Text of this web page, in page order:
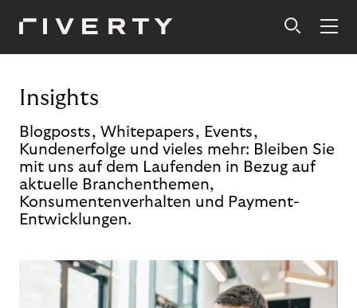
Insights
Blogposts, Whitepapers, Events,
Kundenerfolge und vieles mehr: Bleiben Sie
mit uns auf dem Laufenden in Bezug auf
aktuelle Branchenthemen,
Konsumentenverhalten und Payment-
Entwicklungen.